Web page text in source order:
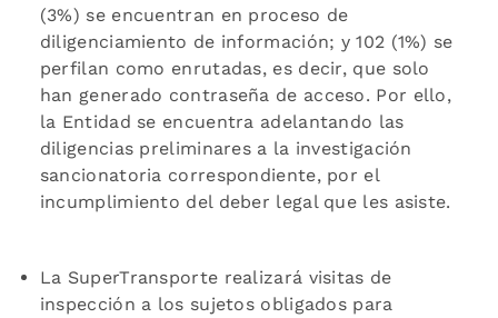
(3%) se encuentran en proceso de
diligenciamiento de información; y 102 (1%) se
perfilan como enrutadas, es decir, que solo
han generado contraseña de acceso. Por ello,
la Entidad se encuentra adelantando las
diligencias preliminares a la investigación
sancionatoria correspondiente, por el
incumplimiento del deber legal que les asiste.
La SuperTransporte realizará visitas de
inspección a los sujetos obligados para